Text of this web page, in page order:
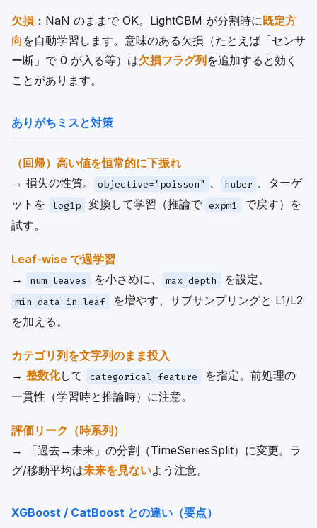
欠損 ：NaN のままで OK。LightGBM が分割時に既定方
向 を自動学習します。意味のある欠損（たとえば「センサ
ー断」で 0 が入る等）は欠損フラグ列 を追加すると効く
ことがあります。
ありがちミスと対策
（回帰）高い値を恒常的に下振れ
→ 損失の性質。
objective="poisson" 、 huber 、ターゲ
ットを
log1p 変換して学習（推論で expm1
で戻す）を
試す。
Leaf-wise で過学習
→
num_leaves を小さめに、 max_depth を設定、
min_data_in_leaf
を増やす、サブサンプリングと L1/L2
を加える。
カテゴリ列を文字列のまま投入
→ 整数化して categorical_feature
を指定。前処理の
一貫性（学習時と推論時）に注意。
評価リーク（時系列）
→ 「過去→未来」の分割（TimeSeriesSplit）に変更。ラ
グ/移動平均は未来を見ないよう注意。
XGBoost / CatBoost との違い（要点）